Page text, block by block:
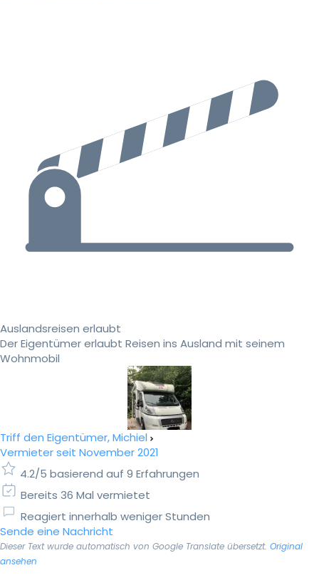
Auslandsreisen erlaubt
Der Eigentümer erlaubt Reisen ins Ausland mit seinem
Wohnmobil
Triff den Eigentümer, Michiel
Vermieter seit November 2021
4.2/5 basierend auf 9 Erfahrungen
Bereits 36 Mal vermietet
Reagiert innerhalb weniger Stunden
Sende eine Nachricht
Dieser Text wurde automatisch von Google Translate übersetzt. Original
ansehen